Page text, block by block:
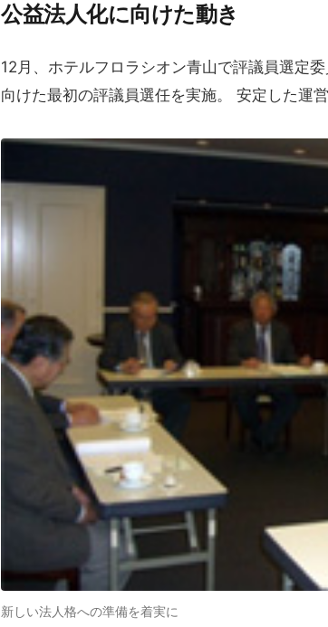
公益法人化に​向けた​動き
12月、ホテルフロラシオン青山で評議員選定
向けた最初の評議員選任を実施。 安定した運
新しい法人格への準備を着実に